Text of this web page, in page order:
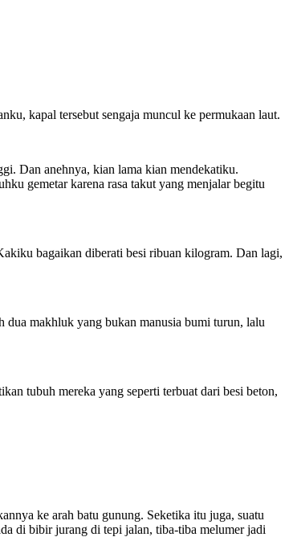
kapal tersebut sengaja muncul ke permukaan laut.
Dan anehnya, kian lama kian mendekatiku.
gemetar karena rasa takut yang menjalar begitu
bagaikan diberati besi ribuan kilogram. Dan lagi,
dua makhluk yang bukan manusia bumi turun, lalu
tubuh mereka yang seperti terbuat dari besi beton,
ke arah batu gunung. Seketika itu juga, suatu
di bibir jurang di tepi jalan, tiba-tiba melumer jadi